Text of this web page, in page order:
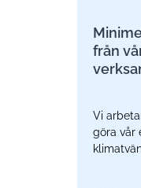
från
Vi
göra vår